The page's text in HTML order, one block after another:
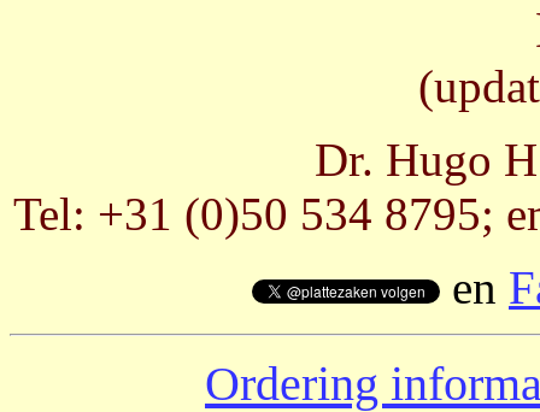
Dr. Hugo
Tel: +31 (0)50 534 8795;
en
Ordering